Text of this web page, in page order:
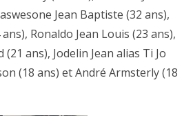
Jean Baptiste (32 ans),
Ronaldo Jean Louis (23 ans),
(21 ans), Jodelin Jean alias Ti Jo
(18 ans) et André Armsterly (18